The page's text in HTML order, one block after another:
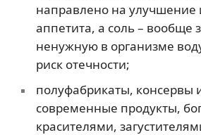
направлено на улучшение
аппетита, а соль – вообще
ненужную в организме
риск отечности;
полуфабрикаты, консервы
современные продукты,
красителями,